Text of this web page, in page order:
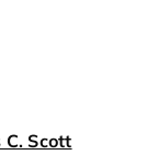
C. Scott